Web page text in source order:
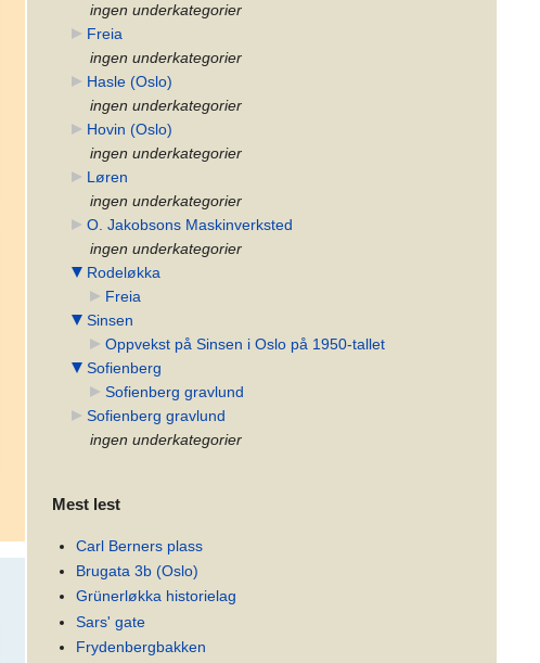
ingen underkategorier
Freia
ingen underkategorier
Hasle (Oslo)
ingen underkategorier
Hovin (Oslo)
ingen underkategorier
Løren
ingen underkategorier
O. Jakobsons Maskinverksted
ingen underkategorier
Rodeløkka
Freia
Sinsen
Oppvekst på Sinsen i Oslo på 1950-tallet
Sofienberg
Sofienberg gravlund
Sofienberg gravlund
ingen underkategorier
Mest lest
Carl Berners plass
Brugata 3b (Oslo)
Grünerløkka historielag
Sars' gate
Frydenbergbakken